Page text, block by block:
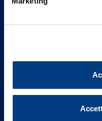
20149 Milano
Governance
Investor Relations